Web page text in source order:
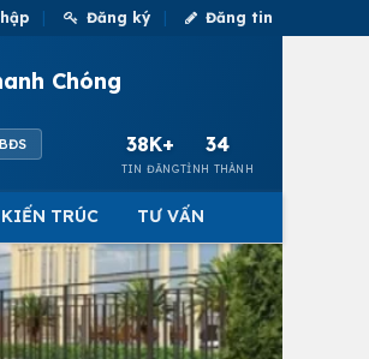
Đăng ký Đăng tin
Chóng
38K+
TIN ĐĂNG
34
TỈNH THÀNH
KIẾN TRÚC TƯ VẤN